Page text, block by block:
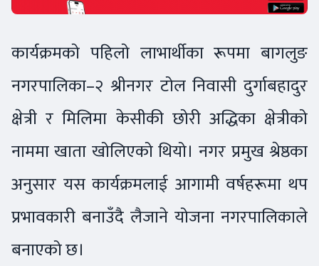
कार्यक्रमको पहिलो लाभार्थीका रूपमा बागलुङ
नगरपालिका–२ श्रीनगर टोल निवासी दुर्गाबहादुर
क्षेत्री र मिलिमा केसीकी छोरी अद्धिका क्षेत्रीको
नाममा खाता खोलिएको थियो। नगर प्रमुख श्रेष्ठका
अनुसार यस कार्यक्रमलाई आगामी वर्षहरूमा थप
प्रभावकारी बनाउँदै लैजाने योजना नगरपालिकाले
बनाएको छ।